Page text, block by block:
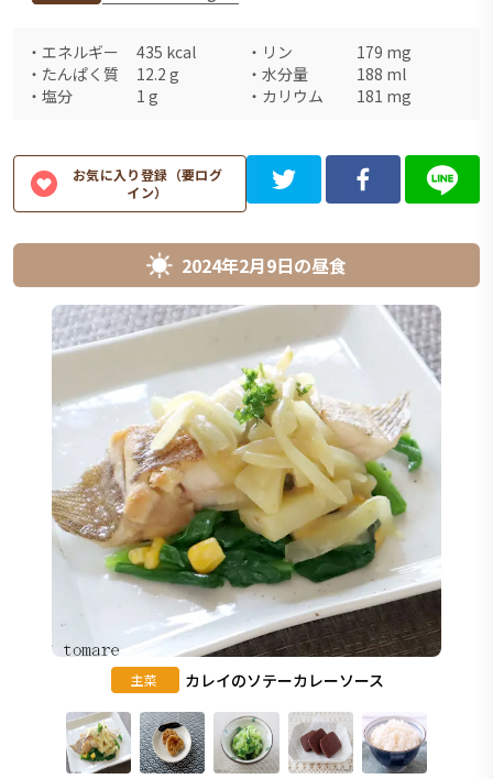
・ エネルギー 435 kcal ・ リン 179 mg
・ たんぱく質 12.2 g ・ 水分量 188 ml
・ 塩分 1 g ・ カリウム 181 mg
お気に入り登録（要ログ
イン）
2024年2月9日の昼食
主菜 カレイのソテーカレーソース